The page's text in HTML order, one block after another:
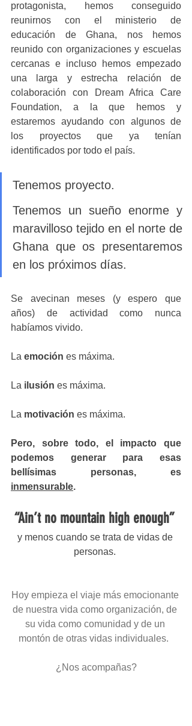
protagonista, hemos conseguido
reunirnos con el ministerio de
educación de Ghana, nos hemos
reunido con organizaciones y escuelas
cercanas e incluso hemos empezado
una larga y estrecha relación de
colaboración con Dream Africa Care
Foundation, a la que hemos y
estaremos ayudando con algunos de
los proyectos que ya tenían
identificados por todo el país.
Tenemos proyecto.
Tenemos un sueño enorme y
maravilloso tejido en el norte de
Ghana que os presentaremos
en los próximos días.
Se avecinan meses (y espero que
años) de actividad como nunca
habíamos vivido.
La emoción es máxima.
La ilusión es máxima.
La motivación es máxima.
Pero, sobre todo, el impacto que
podemos generar para esas
inmensurable.
“Ain’t no mountain high enough”
y menos cuando se trata de vidas de
personas.
Hoy empieza el viaje más emocionante
de nuestra vida como organización, de
su vida como comunidad y de un
montón de otras vidas individuales.
¿Nos acompañas?